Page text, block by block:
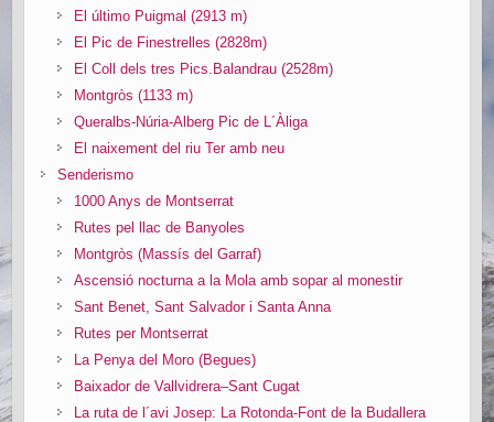
El último Puigmal (2913 m)
El Pic de Finestrelles (2828m)
El Coll dels tres Pics.Balandrau (2528m)
Montgròs (1133 m)
Queralbs-Núria-Alberg Pic de L´Àliga
El naixement del riu Ter amb neu
Senderismo
1000 Anys de Montserrat
Rutes pel llac de Banyoles
Montgròs (Massís del Garraf)
Ascensió nocturna a la Mola amb sopar al monestir
Sant Benet, Sant Salvador i Santa Anna
Rutes per Montserrat
La Penya del Moro (Begues)
Baixador de Vallvidrera–Sant Cugat
La ruta de l´avi Josep: La Rotonda-Font de la Budallera